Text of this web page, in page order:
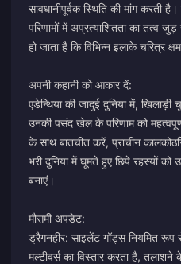
सावधानीपूर्वक स्थिति की मांग करती
परिणामों में अप्रत्याशितता का तत्व
हो जाता है कि विभिन्न इलाके चरित्र
अपनी कहानी को आकार दें:
एडेन्थिया की जादुई दुनिया में, खिलाड़ी
उनकी पसंद खेल के परिणाम को
के साथ बातचीत करें, प्राचीन
भरी दुनिया में घूमते हुए छिपे रहस्यों
बनाएं।
मौसमी अपडेट:
ड्रैगनहीर: साइलेंट गॉड्स नियमित
मल्टीवर्स का विस्तार करता है,